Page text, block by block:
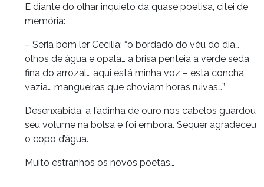
E diante do olhar inquieto da quase poetisa, citei de
memória:
– Seria bom ler Cecília: “o bordado do véu do dia…
olhos de água e opala… a brisa penteia a verde seda
fina do arrozal… aqui está minha voz – esta concha
vazia… mangueiras que choviam horas ruivas…”
Desenxabida, a fadinha de ouro nos cabelos guardou
seu volume na bolsa e foi embora. Sequer agradeceu
o copo d’água.
Muito estranhos os novos poetas…